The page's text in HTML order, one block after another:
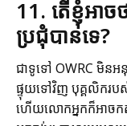
11. តើខ្ញុំអ
ប្រជុំបានទេ?
ជាទូទៅ OWRC មិនអ
ផ្ទុយទៅវិញ បុគ្គលិករបស់
ហើយលោកអ្នកក៏អាចក